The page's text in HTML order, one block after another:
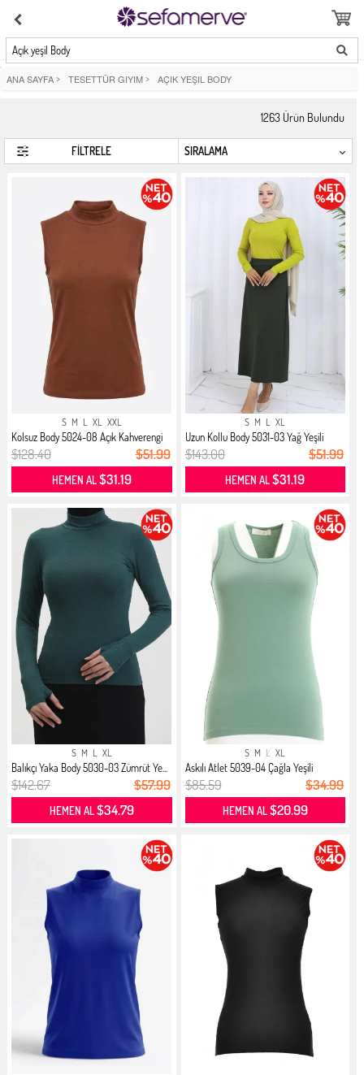
Açık yeşil Body
ANA SAYFA > TESETTÜR GIYIM > AÇIK YEŞIL BODY
1263 Ürün Bulundu
FİLTRELE
S M L XL XXL
Kolsuz Body 5024-08 Açık Kahverengi
$128.40 $51.99
HEMEN AL$31.19
S M L XL
Uzun Kollu Body 5031-03 Yağ Yeşili
$143.00 $51.99
HEMEN AL$31.19
S M L XL
Balıkçı Yaka Body 5030-03 Zümrüt Ye...
$142.67 $57.99
HEMEN AL$34.79
S M L XL
Askılı Atlet 5039-04 Çağla Yeşili
$85.59 $34.99
HEMEN AL$20.99